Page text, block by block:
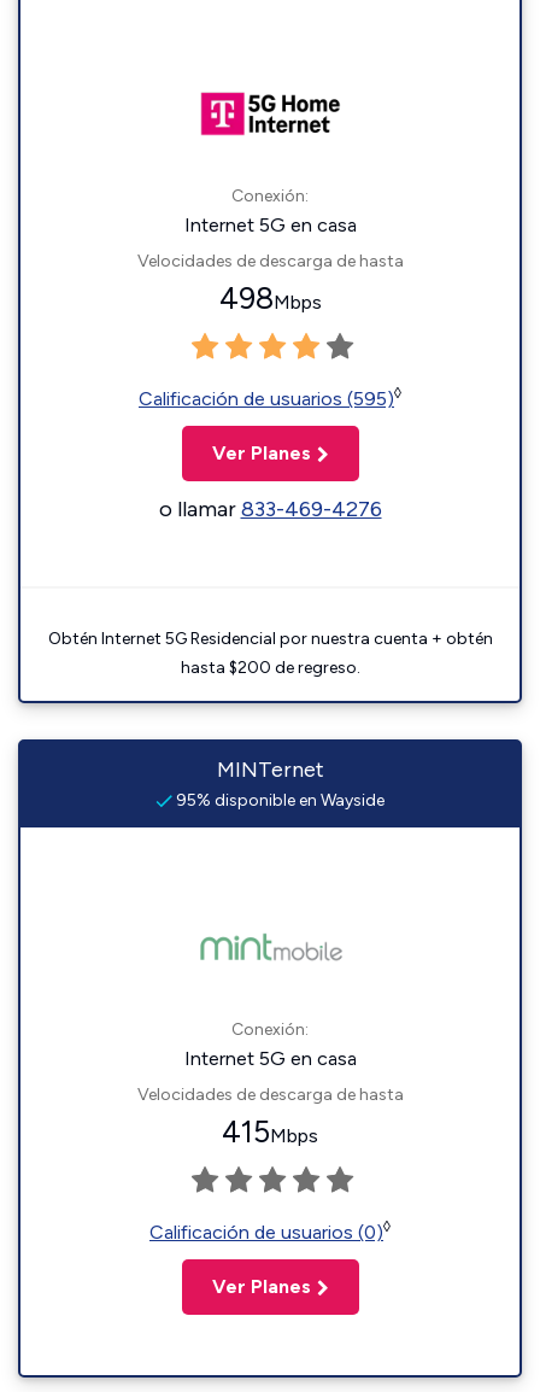
Conexión:
Internet 5G en casa
Velocidades de descarga de hasta
498Mbps
Calificación de usuarios (595)◊
Ver Planes
o llamar833-469-4276
Obtén Internet 5G Residencial por nuestra cuenta + obtén
hasta $200 de regreso.
MINTernet
95% disponible en Wayside
Conexión:
Internet 5G en casa
Velocidades de descarga de hasta
415Mbps
Calificación de usuarios (0)◊
Ver Planes